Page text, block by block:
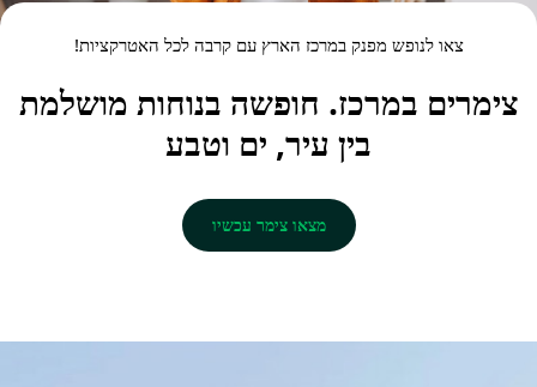
צאו לנופש מפנק במרכז הארץ עם קרבה לכל האטרקציות!
צימרים במרכז. חופשה בנוחות מושלמת
בין עיר, ים וטבע
מצאו צימר עכשיו